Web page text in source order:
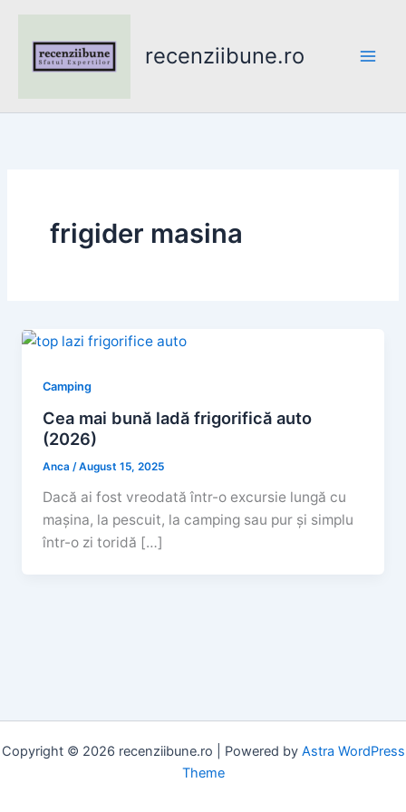
content
recenziibune.ro
frigider masina
Camping
Cea mai bună ladă frigorifică auto
(2026)
Anca/August 15, 2025
Dacă ai fost vreodată într-o excursie lungă cu
mașina, la pescuit, la camping sau pur și simplu
într-o zi toridă […]
Copyright © 2026 recenziibune.ro | Powered by Astra WordPress
Theme